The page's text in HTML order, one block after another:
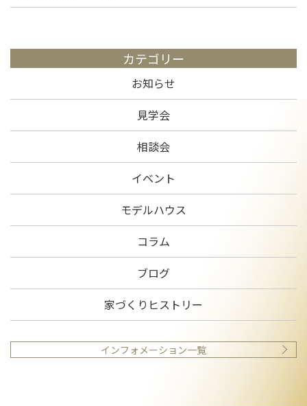
カテゴリー
お知らせ
見学会
相談会
イベント
モデルハウス
コラム
ブログ
家づくりヒストリー
インフォメーション一覧